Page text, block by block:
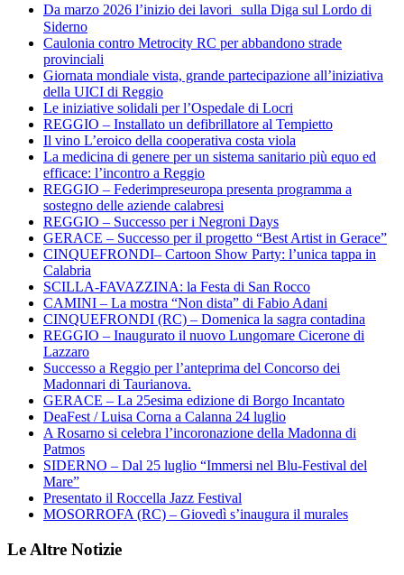
Da marzo 2026 l’inizio dei lavori sulla Diga sul Lordo di
Siderno
Caulonia contro Metrocity RC per abbandono strade
provinciali
Giornata mondiale vista, grande partecipazione all’iniziativa
della UICI di Reggio
Le iniziative solidali per l’Ospedale di Locri
REGGIO – Installato un defibrillatore al Tempietto
Il vino L’eroico della cooperativa costa viola
La medicina di genere per un sistema sanitario più equo ed
efficace: l’incontro a Reggio
REGGIO – Federimpreseuropa presenta programma a
sostegno delle aziende calabresi
REGGIO – Successo per i Negroni Days
GERACE – Successo per il progetto “Best Artist in Gerace”
CINQUEFRONDI– Cartoon Show Party: l’unica tappa in
Calabria
SCILLA-FAVAZZINA: la Festa di San Rocco
CAMINI – La mostra “Non dista” di Fabio Adani
CINQUEFRONDI (RC) – Domenica la sagra contadina
REGGIO – Inaugurato il nuovo Lungomare Cicerone di
Lazzaro
Successo a Reggio per l’anteprima del Concorso dei
Madonnari di Taurianova.
GERACE – La 25esima edizione di Borgo Incantato
DeaFest / Luisa Corna a Calanna 24 luglio
A Rosarno si celebra l’incoronazione della Madonna di
Patmos
SIDERNO – Dal 25 luglio “Immersi nel Blu-Festival del
Mare”
Presentato il Roccella Jazz Festival
MOSORROFA (RC) – Giovedì s’inaugura il murales
Le Altre Notizie